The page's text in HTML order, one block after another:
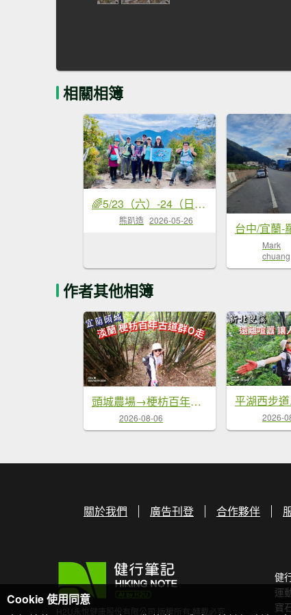
相關相簿
🌈5/23（六）-24（日）冷埤粗坑山×羅馬縱走FB：熊熊趴爬走(富裕登山社)🌈
熊趴造 2026-05-26
台中/宜蘭-
Mark
chuang
作者其他相簿
頭城農場→梗枋百年古道→坪溪古道→象寮古道→石空古道→石空山→岩藏山O型
2026-08-06 2026-
關於我們 廣告刊登 合作夥伴
H2U永悅健康股份有限公司 版權所有 轉載必究
健
運
寶
Cookie 使用同意